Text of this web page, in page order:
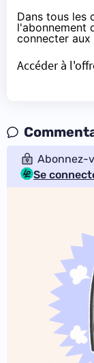
Dans tous les
l'abonnement
connecter aux
Accéder à
Abonnez-
Se